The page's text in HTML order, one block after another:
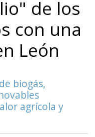
de los
con una
León
biogás,
agrícola y